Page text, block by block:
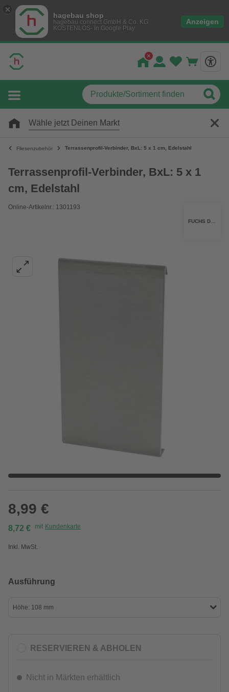
hagebau shop
hagebau connect GmbH & Co. KG
KOSTENLOS- In Google Play
Anzeigen
Wähle jetzt Deinen Markt
Fliesenzubehör Terrassenprofil-Verbinder, BxL: 5 x 1 cm, Edelstahl
Terrassenprofil-Verbinder, BxL: 5 x 1
cm, Edelstahl
Online-Artikelnr.: 1301193
8,99 €
8,72 € mit Kundenkarte
Inkl. MwSt.
Ausführung
Höhe: 108 mm
RESERVIEREN & ABHOLEN
Nicht in Märkten erhältlich